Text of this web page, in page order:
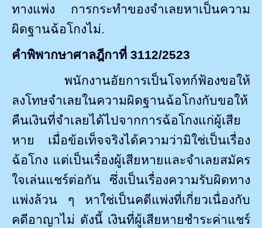
ทางแพ่ง การกระทำของจำเลยหาเป็นความ
ผิดฐานฉ้อโกงไม่.
คำพิพากษาศาลฎีกาที่ 3112/2523
พนักงานอัยการเป็นโจทก์ฟ้องขอให้
ลงโทษจำเลยในความผิดฐานฉ้อโกงกับขอให้
คืนเงินที่จำเลยได้ไปจากการฉ้อโกงแก่ผู้เสีย
หาย เมื่อข้อเท็จจริงได้ความว่ามิใช่เป็นเรื่อง
ฉ้อโกง แต่เป็นเรื่องผู้เสียหายและจำเลยสมัคร
ใจเล่นแชร์ต่อกัน ซึ่งเป็นเรื่องความรับผิดทาง
แพ่งล้วน ๆ หาใช่เป็นคดีแพ่งที่เกี่ยวเนื่องกับ
คดีอาญาไม่ ดังนี้ เงินที่ผู้เสียหายชำระค่าแชร์